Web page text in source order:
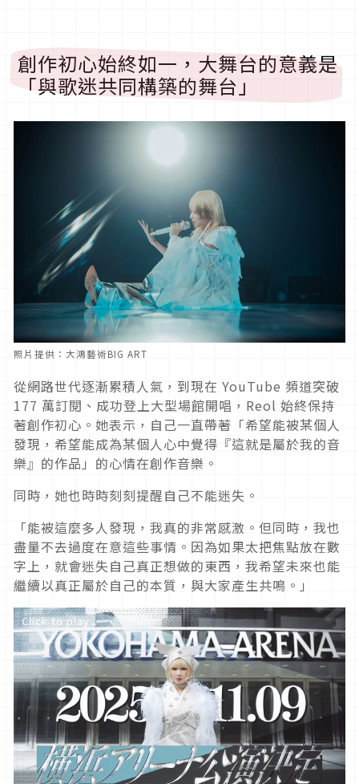
創作初心始終如一，大舞台的意義是
「與歌迷共同構築的舞台」
照片提供：大鴻藝術BIG ART
從網路世代逐漸累積人氣，到現在 YouTube 頻道突破
177 萬訂閱、成功登上大型場館開唱， Reol 始終保持
著創作初心。她表示，自己一直帶著「希望能被某個人
發現，希望能成為某個人心中覺得『這就是屬於我的音
樂』的作品」的心情在創作音樂。
同時，她也時時刻刻提醒自己不能迷失。
「能被這麼多人發現，我真的非常感激。但同時，我也
盡量不去過度在意這些事情。因為如果太把焦點放在數
字上，就會迷失自己真正想做的東西，我希望未來也能
繼續以真正屬於自己的本質，與大家產生共鳴。」
Click to play